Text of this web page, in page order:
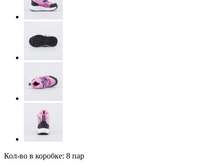
Кол-во в коробке: 8 пар